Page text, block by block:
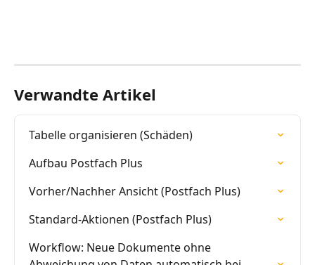
Verwandte Artikel
Tabelle organisieren (Schäden)
Aufbau Postfach Plus
Vorher/Nachher Ansicht (Postfach Plus)
Standard-Aktionen (Postfach Plus)
Workflow: Neue Dokumente ohne